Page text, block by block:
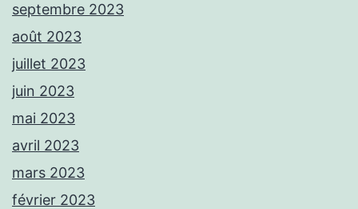
septembre 2023
août 2023
juillet 2023
juin 2023
mai 2023
avril 2023
mars 2023
février 2023